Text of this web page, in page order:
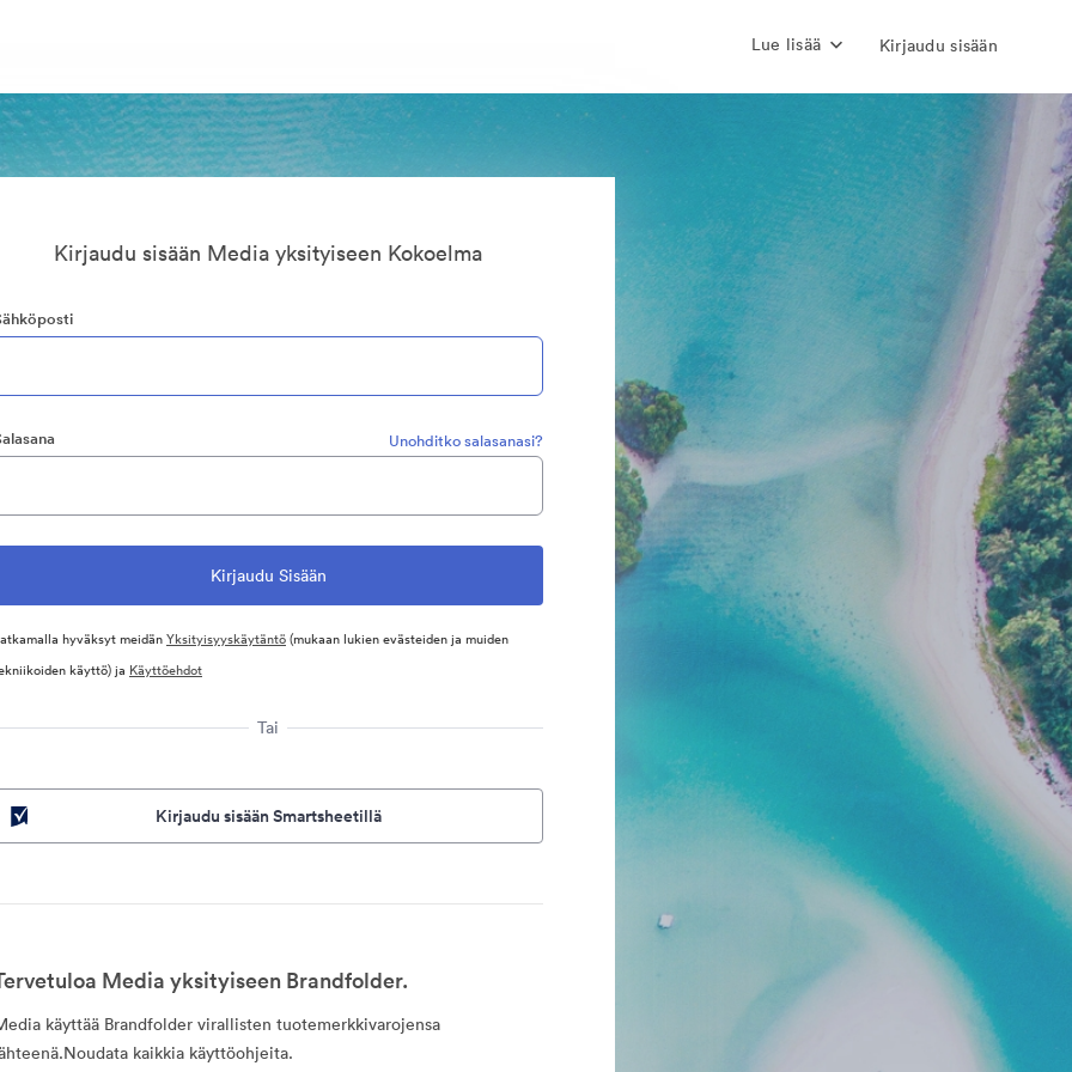
Lue lisää Kirjaudu sisään
Kirjaudu sisään Media yksityiseen Kokoelma
Unohditko salasanasi?
hyväksyt meidänYksityisyyskäytäntö(mukaan lukien evästeiden ja muiden
käyttö) ja Käyttöehdot
Tai
Kirjaudu sisään Smartsheetillä
Media yksityiseen Brandfolder.
käyttää Brandfolder virallisten tuotemerkkivarojensa
kaikkia käyttöohjeita.